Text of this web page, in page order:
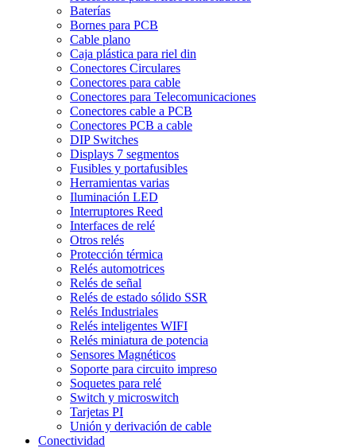
Baterías
Bornes para PCB
Cable plano
Caja plástica para riel din
Conectores Circulares
Conectores para cable
Conectores para Telecomunicaciones
Conectores cable a PCB
Conectores PCB a cable
DIP Switches
Displays 7 segmentos
Fusibles y portafusibles
Herramientas varias
Iluminación LED
Interruptores Reed
Interfaces de relé
Otros relés
Protección térmica
Relés automotrices
Relés de señal
Relés de estado sólido SSR
Relés Industriales
Relés inteligentes WIFI
Relés miniatura de potencia
Sensores Magnéticos
Soporte para circuito impreso
Soquetes para relé
Switch y microswitch
Tarjetas PI
Unión y derivación de cable
Conectividad